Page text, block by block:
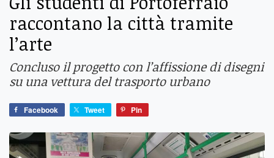
raccontano la città tramite
l’arte
Concluso il progetto con l’affissione di disegni
su una vettura del trasporto urbano
Facebook Tweet Pin